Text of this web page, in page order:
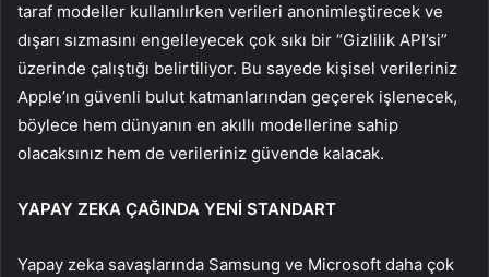
taraf modeller kullanılırken verileri anonimleştirecek ve
dışarı sızmasını engelleyecek çok sıkı bir “Gizlilik API’si”
üzerinde çalıştığı belirtiliyor. Bu sayede kişisel verileriniz
Apple’ın güvenli bulut katmanlarından geçerek işlenecek,
böylece hem dünyanın en akıllı modellerine sahip
olacaksınız hem de verileriniz güvende kalacak.
YAPAY ZEKA ÇAĞINDA YENİ STANDART
Yapay zeka savaşlarında Samsung ve Microsoft daha çok